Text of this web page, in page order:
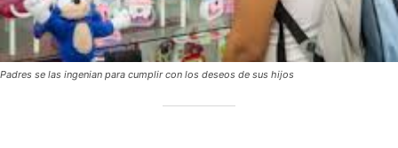
Padres se las ingenian para cumplir con los deseos de sus hijos